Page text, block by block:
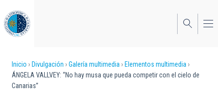
al
contenido
principal
Sobrescribir
enlaces
Inicio Divulgación Galería multimedia
Elementos multimedia
ÁNGELA VALLVEY: “No hay musa que pueda competir con el cielo de
Canarias”